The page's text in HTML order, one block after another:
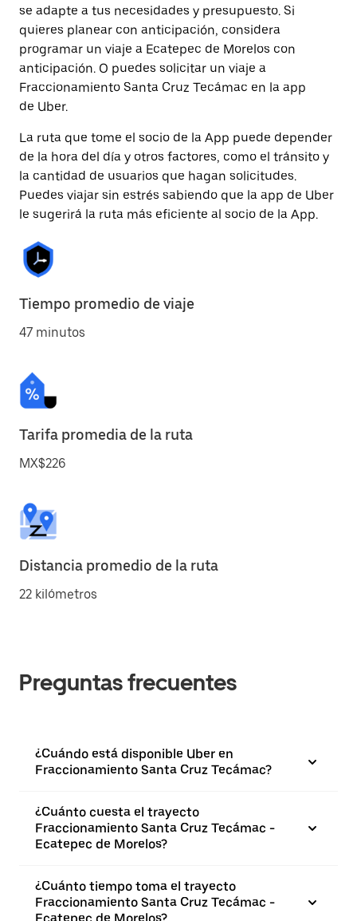
se adapte a tus necesidades y presupuesto. Si
quieres planear con anticipación, considera
programar un viaje a Ecatepec de Morelos con
anticipación. O puedes solicitar un viaje a
Fraccionamiento Santa Cruz Tecámac en la app
de Uber.
La ruta que tome el socio de la App puede depender
de la hora del día y otros factores, como el tránsito y
la cantidad de usuarios que hagan solicitudes.
Puedes viajar sin estrés sabiendo que la app de Uber
le sugerirá la ruta más eficiente al socio de la App.
Tiempo promedio de viaje
47 minutos
Tarifa promedia de la ruta
MX$226
Distancia promedio de la ruta
22 kilómetros
Preguntas frecuentes
¿Cuándo está disponible Uber en
Fraccionamiento Santa Cruz Tecámac?
¿Cuánto cuesta el trayecto
Fraccionamiento Santa Cruz Tecámac -
Ecatepec de Morelos?
¿Cuánto tiempo toma el trayecto
Fraccionamiento Santa Cruz Tecámac -